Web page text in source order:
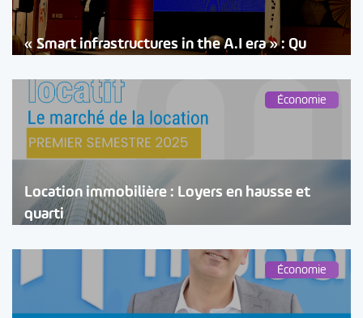
« Smart infrastructures in the A.I era » : Qu
Économie
Location immobilière : Loyers en hausse et
quarti
Économie